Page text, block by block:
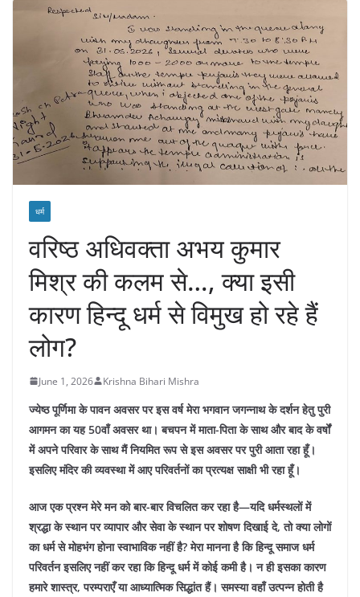
धर्म
वरिष्ठ अधिवक्ता अभय कुमार
मिश्र की कलम से…, क्या इसी
कारण हिन्दू धर्म से विमुख हो रहे हैं
लोग?
June 1, 2026 Krishna Bihari Mishra
ज्येष्ठ पूर्णिमा के पावन अवसर पर इस वर्ष मेरा भगवान जगन्नाथ के दर्शन हेतु पुरी
आगमन का यह 50वाँ अवसर था। बचपन में माता-पिता के साथ और बाद के वर्षों
में अपने परिवार के साथ मैं नियमित रूप से इस अवसर पर पुरी आता रहा हूँ।
इसलिए मंदिर की व्यवस्था में आए परिवर्तनों का प्रत्यक्ष साक्षी भी रहा हूँ।
आज एक प्रश्न मेरे मन को बार-बार विचलित कर रहा है—यदि धर्मस्थलों में
श्रद्धा के स्थान पर व्यापार और सेवा के स्थान पर शोषण दिखाई दे, तो क्या लोगों
का धर्म से मोहभंग होना स्वाभाविक नहीं है?मेरा मानना है कि हिन्दू समाज धर्म
परिवर्तन इसलिए नहीं कर रहा कि हिन्दू धर्म में कोई कमी है। न ही इसका कारण
हमारे शास्त्र, परम्पराएँ या आध्यात्मिक सिद्धांत हैं। समस्या वहाँ उत्पन्न होती है